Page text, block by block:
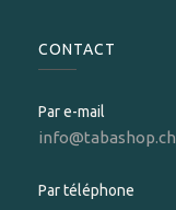
CONTACT
Par e-mail
info@tabashop.ch
Par téléphone